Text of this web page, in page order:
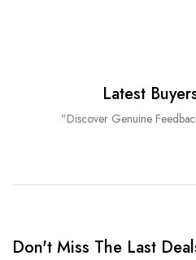
Latest
"Discover Genuine
Don't Miss The Last